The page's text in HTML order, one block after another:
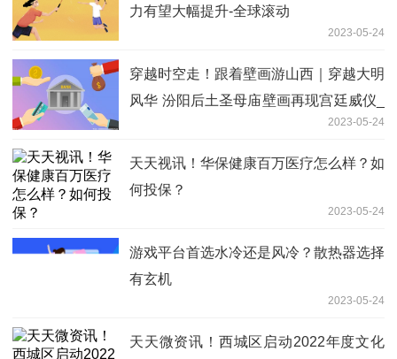
力有望大幅提升-全球滚动
2023-05-24
穿越时空走！跟着壁画游山西｜穿越大明
风华 汾阳后土圣母庙壁画再现宫廷威仪_
2023-05-24
天天视讯！华保健康百万医疗怎么样？如
何投保？
2023-05-24
游戏平台首选水冷还是风冷？散热器选择
有玄机
2023-05-24
天天微资讯！西城区启动2022年度文化